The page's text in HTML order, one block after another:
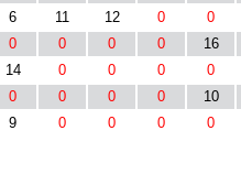
6 11 12 0
0
0 0 0 0
16
14 0 0 0
0
0 0 0 0
10
9 0 0 0 0